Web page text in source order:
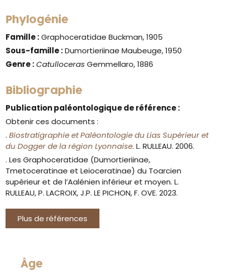
Phylogénie
Famille :Graphoceratidae Buckman, 1905
Sous-famille :Dumortieriinae Maubeuge, 1950
Genre : Catulloceras Gemmellaro, 1886
Bibliographie
Publication paléontologique de référence :
Obtenir ces documents :
.Biostratigraphie et Paléontologie du Lias Supérieur et
du Dogger de la région Lyonnaise.L. RULLEAU. 2006.
. Les Graphoceratidae (Dumortieriinae,
Tmetoceratinae et Leioceratinae) du Toarcien
supérieur et de l’Aalénien inférieur et moyen. L.
RULLEAU, P. LACROIX, J.P. LE PICHON, F. OVE. 2023.
Plus de références
Âge